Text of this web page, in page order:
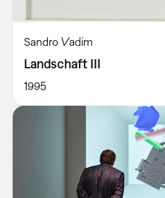
Sandro Vadim
Landschaft III
1995